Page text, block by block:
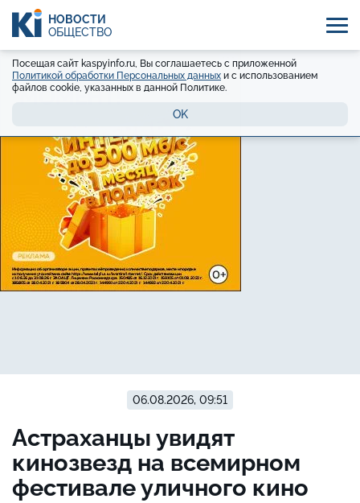
НОВОСТИ
ОБЩЕСТВО
Посещая сайт kaspyinfo.ru, Вы соглашаетесь с приложенной
Политикой обработки Персональных данных и с использованием
файлов cookie, указанных в данной Политике.
OK
06.08.2026, 09:51
Астраханцы увидят
кинозвезд на всемирном
фестивале уличного кино